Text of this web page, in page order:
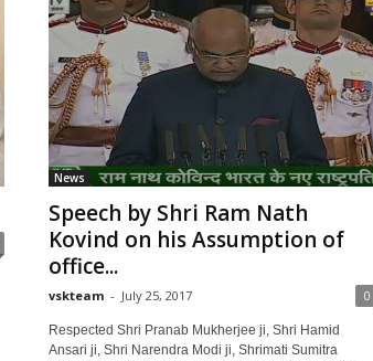
News
Speech by Shri Ram Nath
Kovind on his Assumption of
office...
vskteam - July 25, 2017 0
Respected Shri Pranab Mukherjee ji, Shri Hamid
Ansari ji, Shri Narendra Modi ji, Shrimati Sumitra